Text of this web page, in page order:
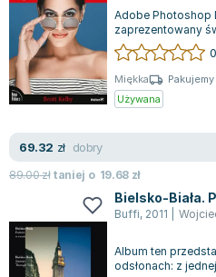
Adobe Photoshop
zaprezentowany
tego momentu
Miękka
Używana
69.32 zł dobry
89.00złtaniej o 19.68 zł
Bielsko-Biała.
Buffi, 2011
Album ten
odsłonach: z